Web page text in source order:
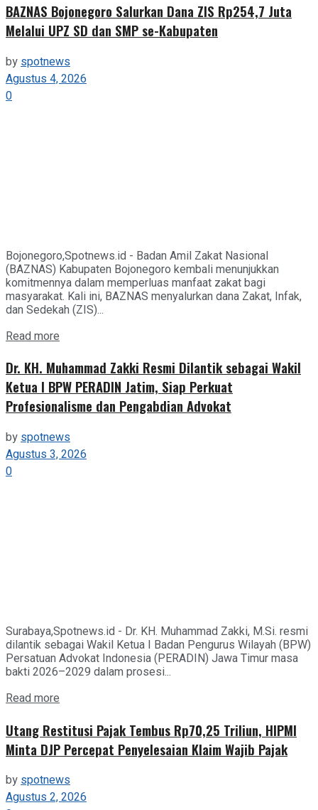
BAZNAS Bojonegoro Salurkan Dana ZIS Rp254,7 Juta
Melalui UPZ SD dan SMP se-Kabupaten
by spotnews
Agustus 4, 2026
0
Bojonegoro,Spotnews.id - Badan Amil Zakat Nasional
(BAZNAS) Kabupaten Bojonegoro kembali menunjukkan
komitmennya dalam memperluas manfaat zakat bagi
masyarakat. Kali ini, BAZNAS menyalurkan dana Zakat, Infak,
dan Sedekah (ZIS)...
Read more
Dr. KH. Muhammad Zakki Resmi Dilantik sebagai Wakil
Ketua I BPW PERADIN Jatim, Siap Perkuat
Profesionalisme dan Pengabdian Advokat
byspotnews
Agustus 3, 2026
0
Surabaya,Spotnews.id - Dr. KH. Muhammad Zakki, M.Si. resmi
dilantik sebagai Wakil Ketua I Badan Pengurus Wilayah (BPW)
Persatuan Advokat Indonesia (PERADIN) Jawa Timur masa
bakti 2026–2029 dalam prosesi...
Read more
Utang Restitusi Pajak Tembus Rp70,25 Triliun, HIPMI
Minta DJP Percepat Penyelesaian Klaim Wajib Pajak
byspotnews
Agustus 2, 2026